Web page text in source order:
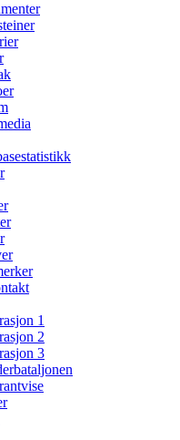
1
2
3